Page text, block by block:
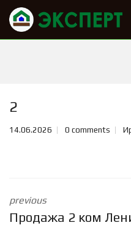
2
14.06.2026 0 comments
previous
Продажа 2 ком